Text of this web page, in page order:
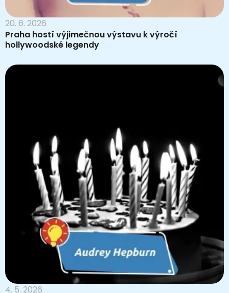
20. 6. 2026
Praha hostí výjimečnou výstavu k výročí
hollywoodské legendy
4. 5. 2026